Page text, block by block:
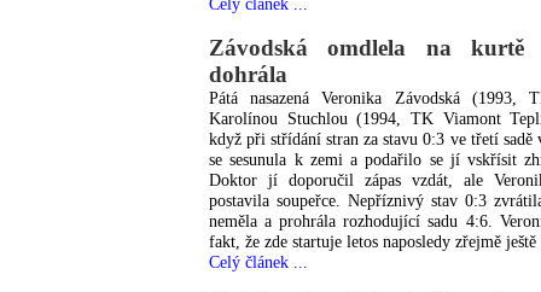
Závodská omdlela na kurtě
dohrála
Pátá nasazená Veronika Závodská (1993,
Karolínou Stuchlou (1994, TK Viamont
když při střídání stran za stavu 0:3 ve třetí sadě
se sesunula k zemi a podařilo se jí vskřísit
Doktor jí doporučil zápas vzdát, ale
postavila soupeřce. Nepříznivý stav 0:3
neměla a prohrála rozhodující sadu 4:6.
fakt, že zde startuje letos naposledy zřejmě
Celý článek ...